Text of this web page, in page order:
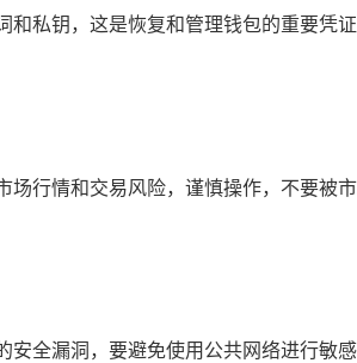
私钥，这是恢复和管理钱包的重要凭
行情和交易风险，谨慎操作，不要被
全漏洞，要避免使用公共网络进行敏